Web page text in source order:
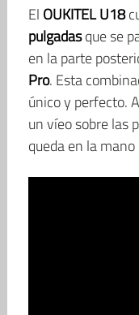
El OUKITEL U18
pulgadasque se
en la parte
Pro. Esta
único y perfecto.
un víeo sobre las
queda en la